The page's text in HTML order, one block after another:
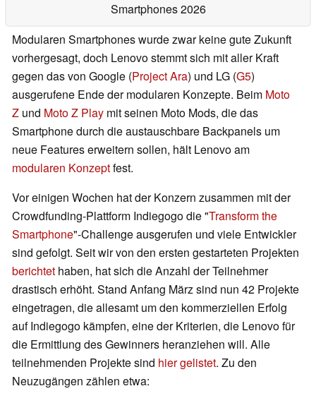
Smartphones 2026
Modularen Smartphones wurde zwar keine gute Zukunft
vorhergesagt, doch Lenovo stemmt sich mit aller Kraft
gegen das von Google (Project Ara) und LG (G5)
ausgerufene Ende der modularen Konzepte. Beim Moto
Z und Moto Z Play mit seinen Moto Mods, die das
Smartphone durch die austauschbare Backpanels um
neue Features erweitern sollen, hält Lenovo am
modularen Konzeptfest.
Vor einigen Wochen hat der Konzern zusammen mit der
Crowdfunding-Plattform Indiegogo die "Transform the
Smartphone"-Challenge ausgerufen und viele Entwickler
sind gefolgt. Seit wir von den ersten gestarteten Projekten
berichtet haben, hat sich die Anzahl der Teilnehmer
drastisch erhöht. Stand Anfang März sind nun 42 Projekte
eingetragen, die allesamt um den kommerziellen Erfolg
auf Indiegogo kämpfen, eine der Kriterien, die Lenovo für
die Ermittlung des Gewinners heranziehen will. Alle
teilnehmenden Projekte sind hier gelistet. Zu den
Neuzugängen zählen etwa: